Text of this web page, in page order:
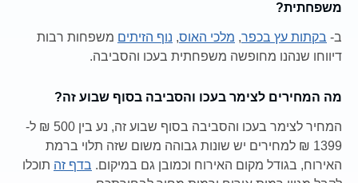
משפחתית?
ב- בקתות עץ בכפר, מלכי האוס, נוף הזיתים משפחות רבות
דיווחו שנהנו מחופשה משפחתית בעכו והסביבה.
מה המחירים לצימר בעכו והסביבה בסוף שבוע זה?
המחיר לצימר בעכו והסביבה בסוף שבוע זה, נע בין 500 ₪ ל-
1399 ₪ למחירים יש שונות גבוהה משום שזה תלוי ברמת
האירוח, בגודל מקום האירוח וכמובן גם במיקום. בדף זה תוכלו